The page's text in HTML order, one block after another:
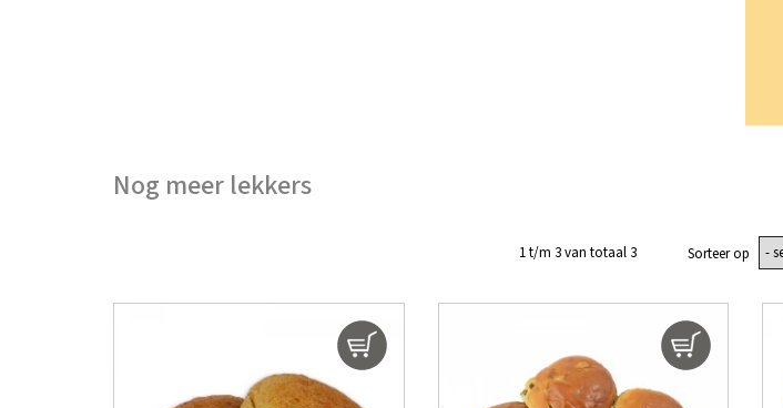
Nog meer lekkers
1 t/m 3 van totaal 3 Sorteer op